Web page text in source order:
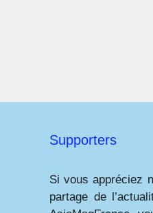
Supporters
Si vous appréciez
partage de